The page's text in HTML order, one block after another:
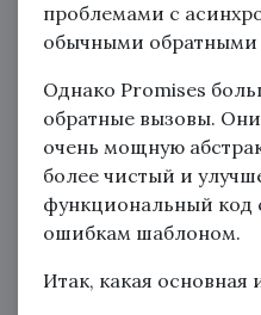
проблемами с
обычными обратными
Однако Promises
обратные вызовы.
очень мощную
более чистый и
функциональный код
ошибкам шаблоном.
Итак, какая основная